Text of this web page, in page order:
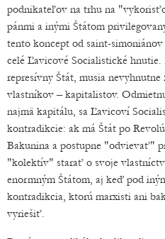
podnikateľov na trhu na
pánmi a inými Štátom
tento koncept od saint-
celé Ľavicové Socialistické
represívny Štát, musia
vlastníkov – kapitalistov.
najmä kapitálu, sa Ľavicoví
kontradikcie: ak má Štát po
Bakunina a postupne "odvievať"
"kolektív" starať o svoje
enormným Štátom, aj keď pod
kontradikcia, ktorú marxisti ani
vyriešiť.